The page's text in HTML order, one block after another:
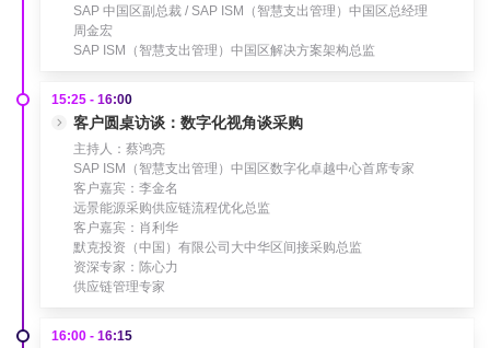
SAP 中国区副总裁 / SAP ISM（智慧支出管理）中国区总经理
周金宏
SAP ISM（智慧支出管理）中国区解决方案架构总监
15:25 - 16:00
客户圆桌访谈：数字化视角谈采购
主持人：蔡鸿亮
SAP ISM（智慧支出管理）中国区数字化卓越中心首席专家
客户嘉宾：李金名
远景能源采购供应链流程优化总监
客户嘉宾：肖利华
默克投资（中国）有限公司大中华区间接采购总监
资深专家：陈心力
供应链管理专家
16:00 - 16:15